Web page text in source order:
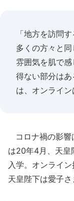
「地方を訪問
多くの方々と
雰囲気を肌で
得ない部分は
は、オンライン
コロナ禍の影響
は20年4月、天皇
入学。オンライ
天皇陛下は愛子